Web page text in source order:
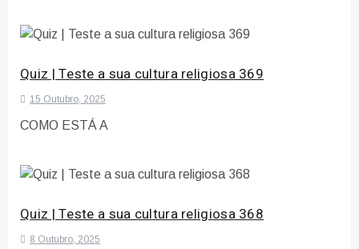
Quiz | Teste a sua cultura religiosa 369
15 Outubro, 2025
COMO ESTÁ A
Quiz | Teste a sua cultura religiosa 368
8 Outubro, 2025